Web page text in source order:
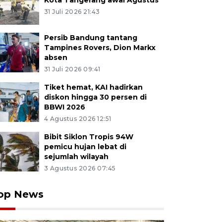
31 Juli 2026 21:43
Persib Bandung tantang
Tampines Rovers, Dion Markx
absen
31 Juli 2026 09:41
Tiket hemat, KAI hadirkan
diskon hingga 30 persen di
BBWI 2026
4 Agustus 2026 12:51
Bibit Siklon Tropis 94W
pemicu hujan lebat di
sejumlah wilayah
3 Agustus 2026 07:45
News